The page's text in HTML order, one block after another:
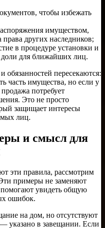
чтобы избежать
имуществом,
других наследников;
в процедуре установки и
доли для ближайших лиц.
обязанностей пересекаются:
часть имущества, но если у
потребует
Это не просто
защищает интересы
лиц.
и смысл для
эти правила, рассмотрим
примеры не заменяют
увидеть общую
ошибок.
на дом, но отсутствуют
указано в завещании. Если